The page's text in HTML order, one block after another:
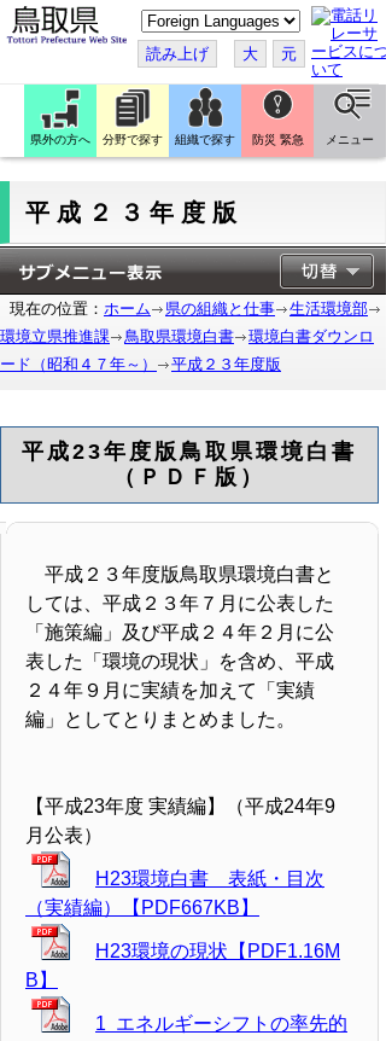
こ
の
ペ
ー
ジ
翻
訳
す
読み上げ 大 元
県外の方へ 分野で探す 組織で探す 防災 緊急 メニュー
平成２３年度版
現在の位置： ホーム 県の組織と仕事
生活環境部
環境立県推進課
鳥取県環境白書
環境白書ダウンロ
ード（昭和４７年～）
平成２３年度版
平成23年度版鳥取県環境白書
（ＰＤＦ版）
平成２３年度版鳥取県環境白書と
しては、平成２３年７月に公表した
「施策編」及び平成２４年２月に公
表した「環境の現状」を含め、平成
２４年９月に実績を加えて「実績
編」としてとりまとめました。
【平成23年度 実績編】（平成24年9
月公表）
H23環境白書 表紙・目次
（実績編）【PDF667KB】
H23環境の現状【PDF1.16M
B】
1 エネルギーシフトの率先的